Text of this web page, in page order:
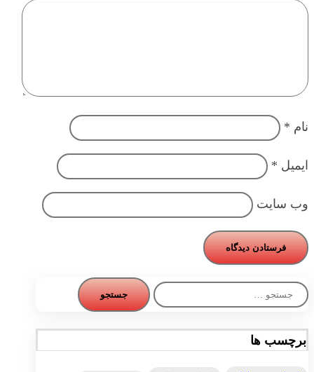
نام *
ایمیل *
وب‌ سایت
جستجو
برای:
برچسب ها